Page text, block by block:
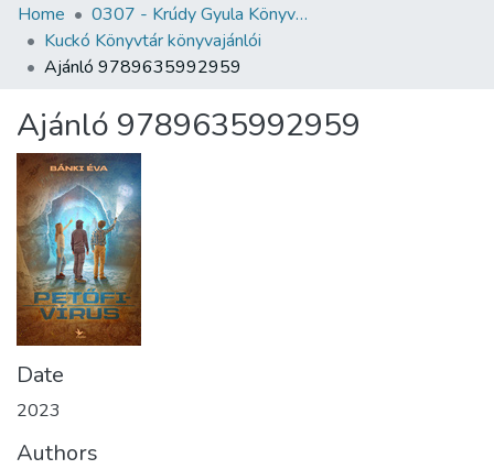
Communities & Collections
All of DSpace
About us
Home
0307 - Krúdy Gyula Könyvtár
Kuckó Könyvtár könyvajánlói
Ajánló 9789635992959
Ajánló 9789635992959
Date
2023
Authors